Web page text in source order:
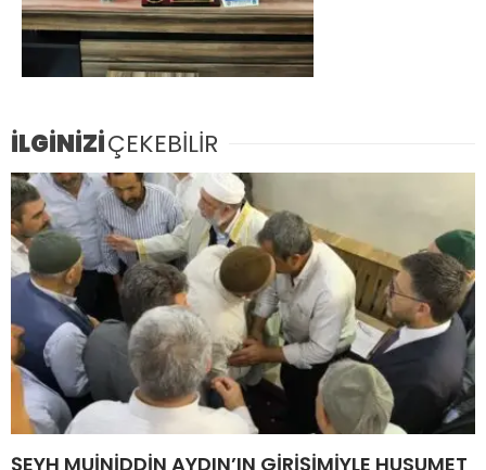
İLGİNİZİÇEKEBİLİR
ŞEYH MUİNİDDİN AYDIN’IN GİRİŞİMİYLE HUSUMET